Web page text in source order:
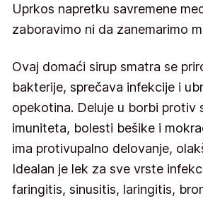
Uprkos napretku savremene
zaboravimo ni da zanemarimo
Ovaj domaći sirup smatra se
bakterije, sprečava infekcije i
opekotina. Deluje u borbi protiv
imuniteta, bolesti bešike i
ima protivupalno delovanje,
Idealan je lek za sve vrste
faringitis, sinusitis, laringitis,